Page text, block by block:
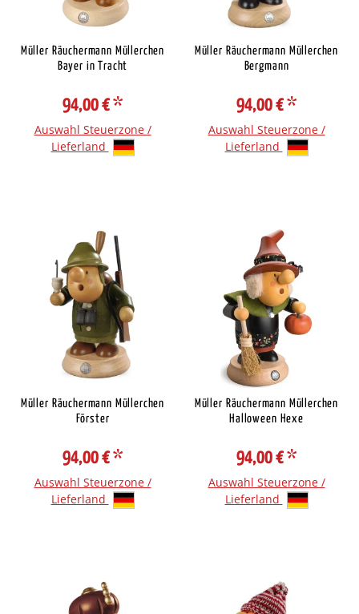
Müller Räuchermann Müllerchen
Bayer in Tracht
94,00 €*
Auswahl Steuerzone /
Lieferland
Müller Räuchermann Müllerchen
Bergmann
94,00 €*
Auswahl Steuerzone /
Lieferland
Müller Räuchermann Müllerchen
Förster
94,00 €*
Auswahl Steuerzone /
Lieferland
Müller Räuchermann Müllerchen
Halloween Hexe
94,00 €*
Auswahl Steuerzone /
Lieferland